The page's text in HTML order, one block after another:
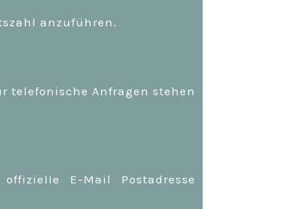
anzuführen.
telefonische Anfragen stehen
E-Mail Postadresse